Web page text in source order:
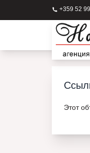
+359 52
Этот